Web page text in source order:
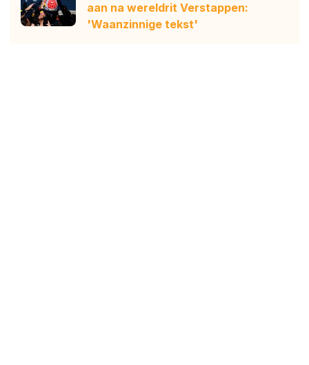
aan na wereldrit Verstappen:
'Waanzinnige tekst'